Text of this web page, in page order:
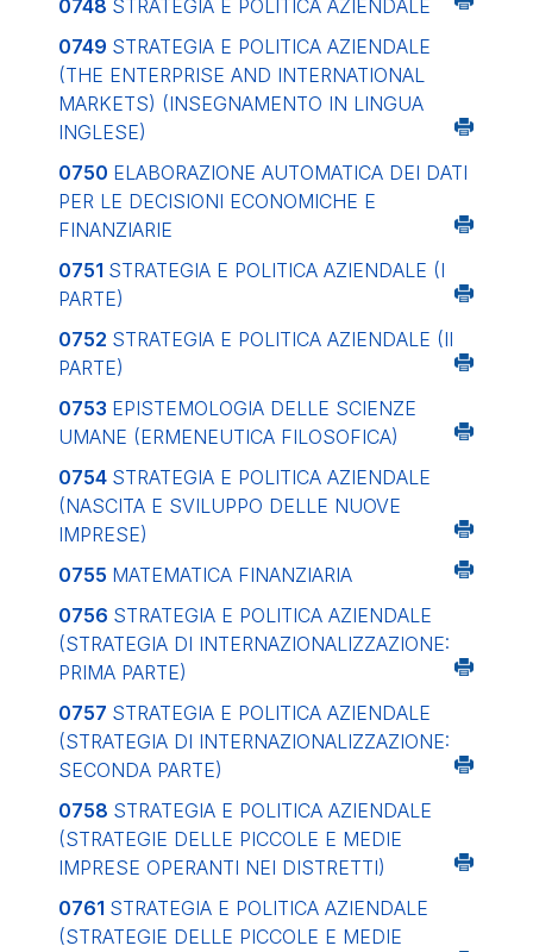
0748 STRATEGIA E POLITICA AZIENDALE
0749 STRATEGIA E POLITICA AZIENDALE
(THE ENTERPRISE AND INTERNATIONAL
MARKETS) (INSEGNAMENTO IN LINGUA
INGLESE)
0750 ELABORAZIONE AUTOMATICA DEI DATI
PER LE DECISIONI ECONOMICHE E
FINANZIARIE
0751 STRATEGIA E POLITICA AZIENDALE (I
PARTE)
0752 STRATEGIA E POLITICA AZIENDALE (II
PARTE)
0753 EPISTEMOLOGIA DELLE SCIENZE
UMANE (ERMENEUTICA FILOSOFICA)
0754 STRATEGIA E POLITICA AZIENDALE
(NASCITA E SVILUPPO DELLE NUOVE
IMPRESE)
0755 MATEMATICA FINANZIARIA
0756 STRATEGIA E POLITICA AZIENDALE
(STRATEGIA DI INTERNAZIONALIZZAZIONE:
PRIMA PARTE)
0757 STRATEGIA E POLITICA AZIENDALE
(STRATEGIA DI INTERNAZIONALIZZAZIONE:
SECONDA PARTE)
0758 STRATEGIA E POLITICA AZIENDALE
(STRATEGIE DELLE PICCOLE E MEDIE
IMPRESE OPERANTI NEI DISTRETTI)
0761 STRATEGIA E POLITICA AZIENDALE
(STRATEGIE DELLE PICCOLE E MEDIE